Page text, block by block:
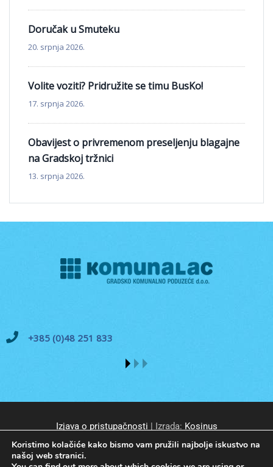
Doručak u Smuteku
20. srpnja 2026.
Volite voziti? Pridružite se timu BusKo!
17. srpnja 2026.
Obavijest o privremenom preseljenju blagajne
na Gradskoj tržnici
13. srpnja 2026.
+385 (0)48 251 833
Izjava o pristupačnosti | Izrada: Kosinus
Koristimo kolačiće kako bismo vam pružili najbolje iskustvo na
našoj web stranici.